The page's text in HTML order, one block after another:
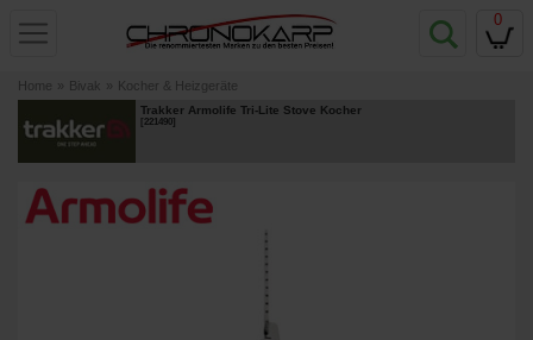
0
Home » Bivak » Kocher & Heizgeräte
Trakker Armolife Tri-Lite Stove Kocher
[221490]